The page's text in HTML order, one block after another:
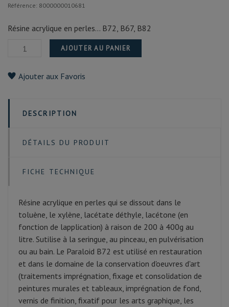
Référence: 8000000010681
Résine acrylique en perles... B72, B67, B82
AJOUTER AU PANIER
Ajouter aux Favoris
DESCRIPTION
DÉTAILS DU PRODUIT
FICHE TECHNIQUE
Résine acrylique en perles qui se dissout dans le
toluène, le xylène, lacétate déthyle, lacétone (en
fonction de lapplication) à raison de 200 à 400g au
litre. Sutilise à la seringue, au pinceau, en pulvérisation
ou au bain. Le Paraloid B72 est utilisé en restauration
et dans le domaine de la conservation d'oeuvres d'art
(traitements imprégnation, fixage et consolidation de
peintures murales et tableaux, imprégnation de fond,
vernis de finition, fixatif pour les arts graphique, les